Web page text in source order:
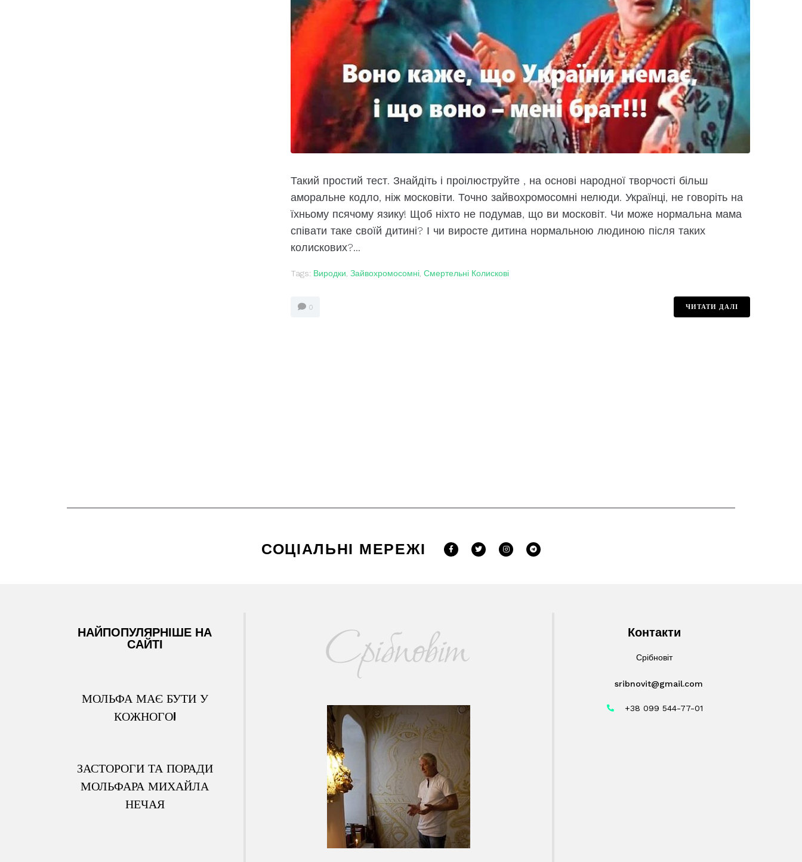
Такий простий тест. Знайдіть і проілюструйте , на основі народної творчості більш
аморальне кодло, ніж московіти. Точно зайвохромосомні нелюди. Українці, не говоріть на
їхньому псячому язику! Щоб ніхто не подумав, що ви московіт. Чи може нормальна мама
співати таке своїй дитині? І чи виросте дитина нормальною людиною після таких
колискових?...
Tags: Виродки, Зайвохромосомні, Смертельні Колискові
0 ЧИТАТИ ДАЛІ
СОЦІАЛЬНІ МЕРЕЖІ
НАЙПОПУЛЯРНІШЕ НА
САЙТІ
МОЛЬФА МАЄ БУТИ У
КОЖНОГО!
ЗАСТОРОГИ ТА ПОРАДИ
МОЛЬФАРА МИХАЙЛА
НЕЧАЯ
Контакти
Срібновіт
sribnovit@gmail.com
+38 099 544-77-01